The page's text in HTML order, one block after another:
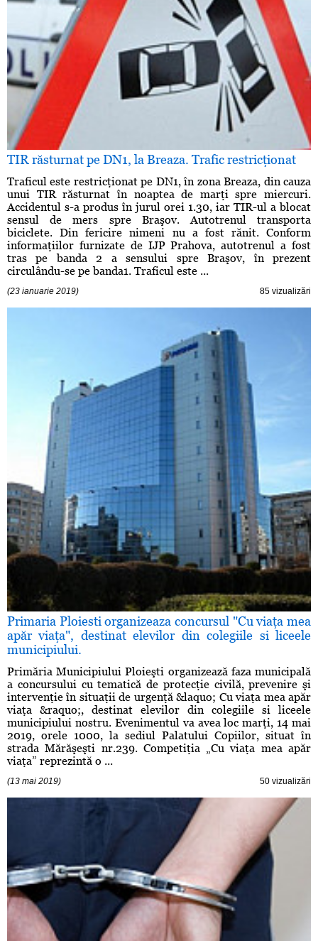
TIR răsturnat pe DN1, la Breaza. Trafic restricţionat
Traficul este restricţionat pe DN1, în zona Breaza, din cauza
unui TIR răsturnat în noaptea de marţi spre miercuri.
Accidentul s-a produs în jurul orei 1.30, iar TIR-ul a blocat
sensul de mers spre Braşov. Autotrenul transporta
biciclete. Din fericire nimeni nu a fost rănit. Conform
informaţiilor furnizate de IJP Prahova, autotrenul a fost
tras pe banda 2 a sensului spre Braşov, în prezent
circulându-se pe banda1. Traficul este ...
(23 ianuarie 2019) 85 vizualizări
Primaria Ploiesti organizeaza concursul "Cu viaţa mea
apăr viaţa", destinat elevilor din colegiile si liceele
municipiului.
Primăria Municipiului Ploieşti organizează faza municipală
a concursului cu tematică de protecţie civilă, prevenire şi
intervenţie în situaţii de urgenţă &laquo; Cu viaţa mea apăr
viaţa &raquo;, destinat elevilor din colegiile si liceele
municipiului nostru. Evenimentul va avea loc marţi, 14 mai
2019, orele 1000, la sediul Palatului Copiilor, situat în
strada Mărăşeşti nr.239. Competiţia „Cu viaţa mea apăr
viaţa” reprezintă o ...
(13 mai 2019) 50 vizualizări